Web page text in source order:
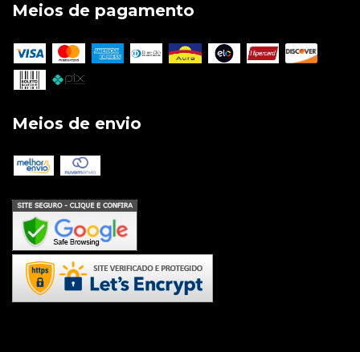
Meios de pagamento
Meios de envio